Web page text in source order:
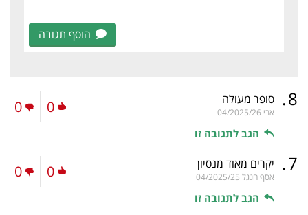
הוסף תגובה
8
. סופר מעולה
אבי 04/2025/26
הגב לתגובה זו
0
0
7
. יקרים מאוד מנסיון
אסף חנגל 04/2025/25
הגב לתגובה זו
0
0